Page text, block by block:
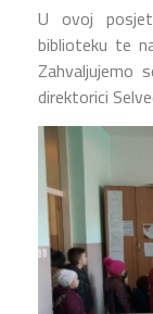
U ovoj
biblioteku te
Zahvaljujemo
direktorici